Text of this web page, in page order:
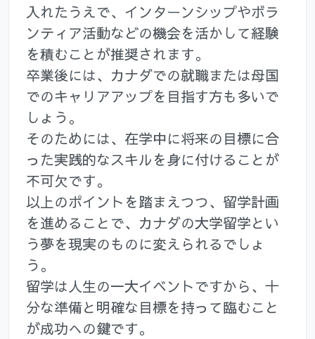
入れたうえで、インターンシップやボラ
ンティア活動などの機会を活かして経験
を積むことが推奨されます。
卒業後には、カナダでの就職または母国
でのキャリアアップを目指す方も多いで
しょう。
そのためには、在学中に将来の目標に合
った実践的なスキルを身に付けることが
不可欠です。
以上のポイントを踏まえつつ、留学計画
を進めることで、カナダの大学留学とい
う夢を現実のものに変えられるでしょ
う。
留学は人生の一大イベントですから、十
分な準備と明確な目標を持って臨むこと
が成功への鍵です。